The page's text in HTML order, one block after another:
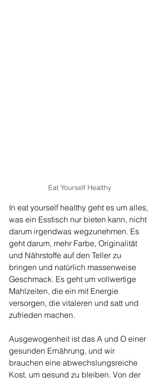
Eat Yourself Healthy
In eat yourself healthy geht es um alles,
was ein Esstisch nur bieten kann, nicht
darum irgendwas wegzunehmen. Es
geht darum, mehr Farbe, Originalität
und Nährstoffe auf den Teller zu
bringen und natürlich massenweise
Geschmack. Es geht um vollwertige
Mahlzeiten, die ein mit Energie
versorgen, die vitaleren und satt und
zufrieden machen.
Ausgewogenheit ist das A und O einer
gesunden Ernährung, und wir
brauchen eine abwechslungsreiche
Kost, um gesund zu bleiben. Von der